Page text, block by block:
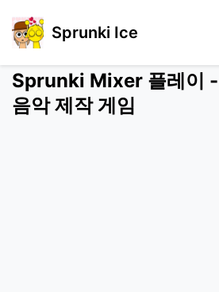
Sprunki Ice
Sprunki Mixer 플레이 -
음악 제작 게임